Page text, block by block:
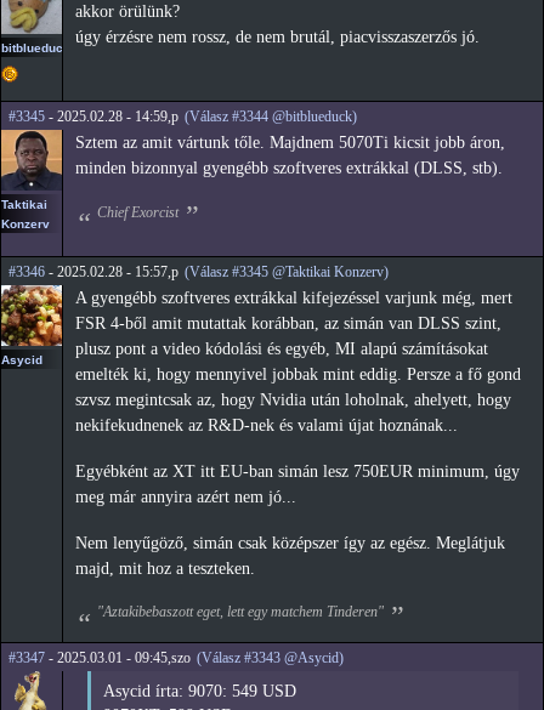
bitblueduck
akkor örülünk?
úgy érzésre nem rossz, de nem brutál, piacvisszaszerzős jó.
#3345 - 2025.02.28 - 14:59,p (Válasz #3344 @bitblueduck)
Taktikai
Konzerv
Sztem az amit vártunk tőle. Majdnem 5070Ti kicsit jobb áron,
minden bizonnyal gyengébb szoftveres extrákkal (DLSS, stb).
Chief Exorcist
#3346 - 2025.02.28 - 15:57,p (Válasz #3345 @Taktikai Konzerv)
Asycid
A gyengébb szoftveres extrákkal kifejezéssel varjunk még, mert
FSR 4-ből amit mutattak korábban, az simán van DLSS szint,
plusz pont a video kódolási és egyéb, MI alapú számításokat
emelték ki, hogy mennyivel jobbak mint eddig. Persze a fő gond
szvsz megintcsak az, hogy Nvidia után loholnak, ahelyett, hogy
nekifekudnenek az R&D-nek és valami újat hoznának...
Egyébként az XT itt EU-ban simán lesz 750EUR minimum, úgy
meg már annyira azért nem jó...
Nem lenyűgöző, simán csak középszer így az egész. Meglátjuk
majd, mit hoz a teszteken.
"Aztakibebaszott eget, lett egy matchem Tinderen"
#3347 - 2025.03.01 - 09:45,szo (Válasz #3343 @Asycid)
Asycid írta: 9070: 549 USD